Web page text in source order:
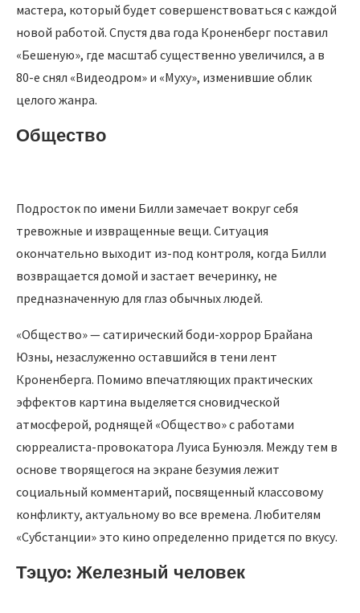
мастера, который будет совершенствоваться с каждой
новой работой. Спустя два года Кроненберг поставил
«Бешеную», где масштаб существенно увеличился, а в
80-е снял «Видеодром» и «Муху», изменившие облик
целого жанра.
Общество
Подросток по имени Билли замечает вокруг себя
тревожные и извращенные вещи. Ситуация
окончательно выходит из-под контроля, когда Билли
возвращается домой и застает вечеринку, не
предназначенную для глаз обычных людей.
«Общество» — сатирический боди-хоррор Брайана
Юзны, незаслуженно оставшийся в тени лент
Кроненберга. Помимо впечатляющих практических
эффектов картина выделяется сновидческой
атмосферой, роднящей «Общество» с работами
сюрреалиста-провокатора Луиса Бунюэля. Между тем в
основе творящегося на экране безумия лежит
социальный комментарий, посвященный классовому
конфликту, актуальному во все времена. Любителям
«Субстанции» это кино определенно придется по вкусу.
Тэцуо: Железный человек